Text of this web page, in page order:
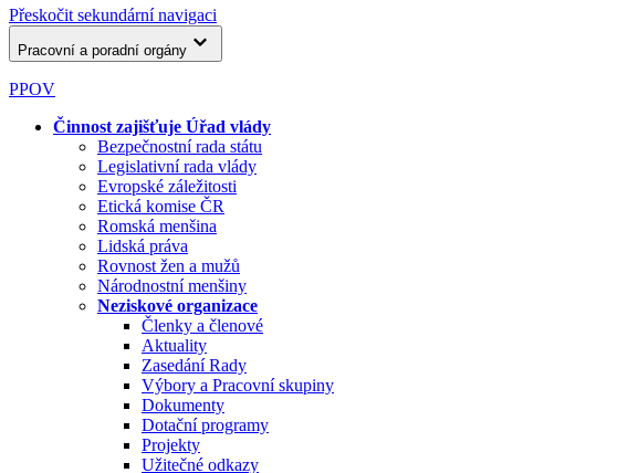
Přeskočit sekundární navigaci
Pracovní a poradní orgány
PPOV
Činnost zajišťuje Úřad vlády
Bezpečnostní rada státu
Legislativní rada vlády
Evropské záležitosti
Etická komise ČR
Romská menšina
Lidská práva
Rovnost žen a mužů
Národnostní menšiny
Neziskové organizace
Členky a členové
Aktuality
Zasedání Rady
Výbory a Pracovní skupiny
Dokumenty
Dotační programy
Projekty
Užitečné odkazy